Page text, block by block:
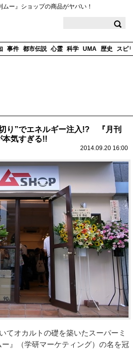
ムー』ショップの商品がヤバい！
事件 都市伝説 心霊 科学 UMA 歴史 スピ
り”でエネルギー注入!? 『月刊
本気すぎる!!
2014.09.20 16:00
てオカルトの礎を築いたスーパーミ
』（学研マーケティング）の名を冠